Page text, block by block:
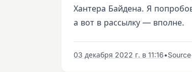
Хантера Байдена. Я
а вот в рассылку — вполне.
03 декабря 2022 г. в 11:16•Source